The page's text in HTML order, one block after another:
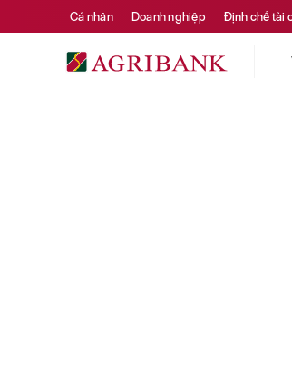
Cá nhân Doanh nghiệp Định chế tài